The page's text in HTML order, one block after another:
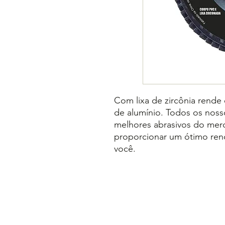
Com lixa de zircônia
de alumínio. Todos os
melhores abrasivos do
proporcionar um ótimo
você.